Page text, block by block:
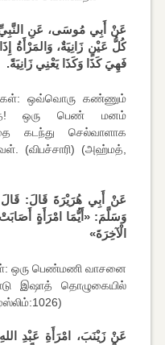
عَنْ أَبِي مُوسَى، عَنِ
كُلُّ عَيْنٍ زَانِيَةٌ،
فَهِيَ كَذَا وَكَذَا يَعْنِي زَانِيَةً.
ஒவ்வொரு கண்ணும்
ஒரு பெண் மனம்
கடந்து செல்வாளாக
(விபச்சாரி) (அஹ்மத்,
عَنْ أَبِي هُرَيْرَةَ قَالَ:
وَسَلَّمَ: «أَيُّمَا امْرَأَةٍ
الْآخِرَةَ»
ஒரு பெண்மணி வாசனை
இஷாத் தொழுகையில்
عَنْ زَيْنَبَ، امْرَأَةِ عَبْدِ